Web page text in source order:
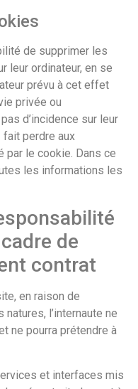
de supprimer les
leur ordinateur, en se
prévu à cet effet
privée ou
d’incidence sur leur
perdre aux
par le cookie. Dans ce
les informations les
de
contrat
en raison de
l’internaute ne
ne pourra prétendre à
et interfaces mis